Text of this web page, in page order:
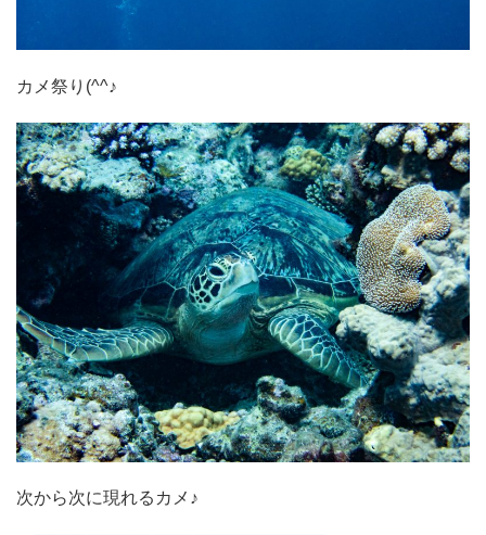
カメ祭り(^^♪
次から次に現れるカメ♪